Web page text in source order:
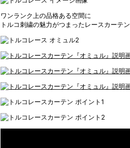
ワンランク上の品格ある空間に
トルコ刺繍の魅力がつまったレースカーテン